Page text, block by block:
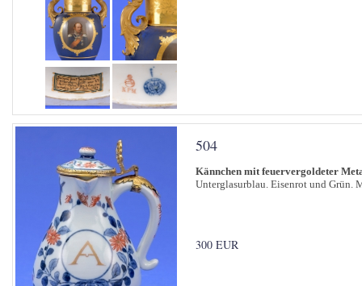
504
Kännchen mit feuervergoldeter
Unterglasurblau. Eisenrot und Grün.
300 EUR